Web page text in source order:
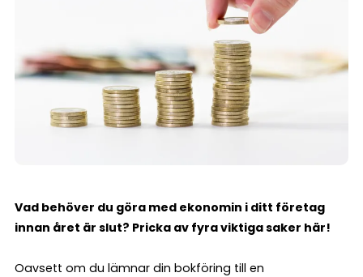
Vad behöver du göra med ekonomin i ditt företag
innan året är slut? Pricka av fyra viktiga saker här!
Oavsett om du lämnar din bokföring till en